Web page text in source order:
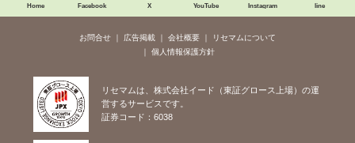
Home Facebook X YouTube Instagram line
お問合せ 広告掲載 会社概要
リセマムについて
個人情報保護方針
リセマムは、株式会社イード（東証グロース上場）の運
営するサービスです。
証券コード：6038